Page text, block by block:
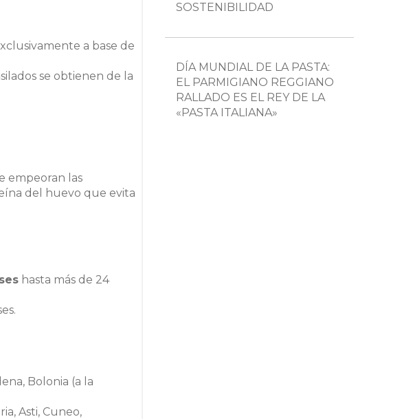
a base de
se obtienen de la
empeoran las
del huevo que evita
hasta más de 24
Bolonia (a la
Asti, Cuneo,
SOSTENIBILIDAD
DÍA MUNDIAL DE LA PASTA:
EL PARMIGIANO REGGIANO
RALLADO ES EL REY DE LA
«PASTA ITALIANA»